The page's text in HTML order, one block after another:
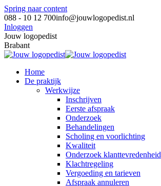
Spring naar content
088 - 10 12 700info@jouwlogopedist.nl
Inloggen
Jouw logopedist
Brabant
Home
De praktijk
Werkwijze
Inschrijven
Eerste afspraak
Onderzoek
Behandelingen
Scholing en voorlichting
Kwaliteit
Onderzoek klanttevredenheid
Klachtregeling
Vergoeding en tarieven
Afspraak annuleren